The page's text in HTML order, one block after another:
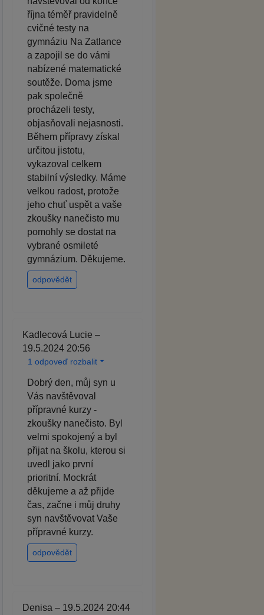
října téměř pravidelně
cvičné testy na
gymnáziu Na Zatlance
a zapojil se do vámi
nabízené matematické
soutěže. Doma jsme
pak společně
procházeli testy,
objasňovali nejasnosti.
Během přípravy získal
určitou jistotu,
vykazoval celkem
stabilní výsledky. Máme
velkou radost, protože
jeho chuť uspět a vaše
zkoušky nanečisto mu
pomohly se dostat na
vybrané osmileté
gymnázium. Děkujeme.
odpovědět
Kadlecová Lucie –
19.5.2024 20:56
1 odpoveď rozbalit
Dobrý den, můj syn u
Vás navštěvoval
přípravné kurzy -
zkoušky nanečisto. Byl
velmi spokojený a byl
přijat na školu, kterou si
uvedl jako první
prioritní. Mockrát
děkujeme a až přijde
čas, začne i můj druhy
syn navštěvovat Vaše
přípravné kurzy.
odpovědět
Denisa – 19.5.2024 20:44